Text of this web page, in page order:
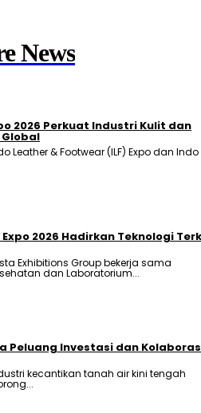
News
2026 Perkuat Industri Kulit dan
Leather & Footwear (ILF) Expo dan Indo
2026 Hadirkan Teknologi
Exhibitions Group bekerja sama
dan Laboratorium...
Peluang Investasi dan
kecantikan tanah air kini tengah